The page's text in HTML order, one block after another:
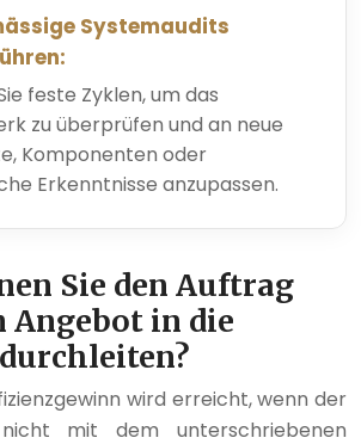
Systemaudits
feste Zyklen, um das
zu überprüfen und an neue
Komponenten oder
Erkenntnisse anzupassen.
Sie den Auftrag
Angebot in die
wird erreicht, wenn der
mit dem unterschriebenen